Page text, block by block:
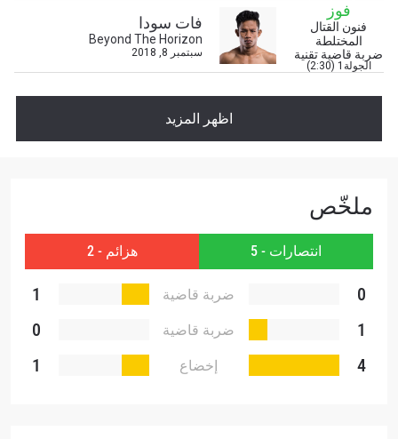
فوز
فنون القتال
المختلطة
ضربة قاضية تقنية
الجولة1 (2:30)
فات سودا
Beyond The Horizon
سبتمبر 8, 2018
اظهر المزيد
ملخّص
انتصارات - 5 هزائم - 2
0 ضربة قاضية
1
1
ضربة قاضية
0
4
إخضاع 1
شاهد أبرز اللقطات
إشترك
بإرسال هذا النموذج، فإنك توافق على جمعنا لمعلوماتك
واستخدامها والإفصاح عنها بموجب